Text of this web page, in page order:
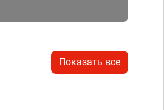
Показать все